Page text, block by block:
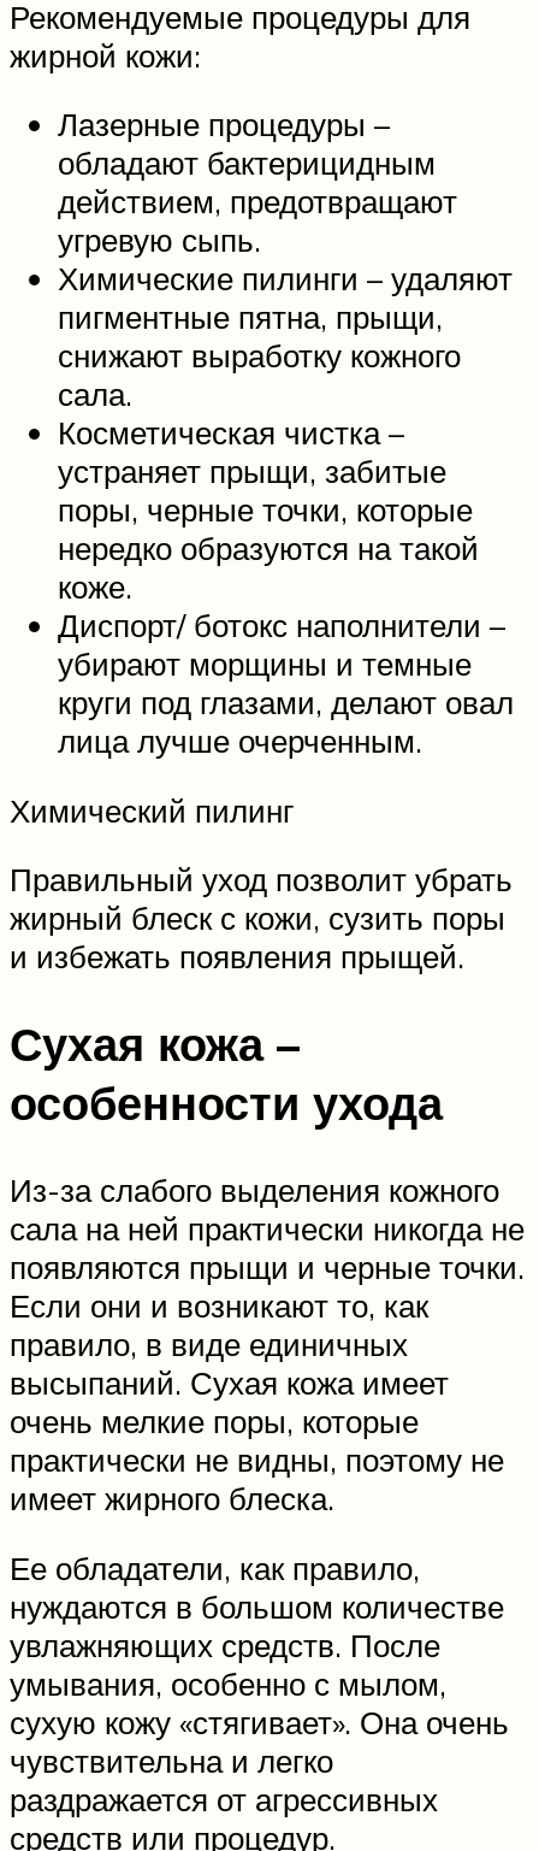
Рекомендуемые процедуры для
жирной кожи:
Лазерные процедуры –
обладают бактерицидным
действием, предотвращают
угревую сыпь.
Химические пилинги – удаляют
пигментные пятна, прыщи,
снижают выработку кожного
сала.
Косметическая чистка –
устраняет прыщи, забитые
поры, черные точки, которые
нередко образуются на такой
коже.
Диспорт/ ботокс наполнители –
убирают морщины и темные
круги под глазами, делают овал
лица лучше очерченным.
Химический пилинг
Правильный уход позволит убрать
жирный блеск с кожи, сузить поры
и избежать появления прыщей.
Сухая кожа –
особенности ухода
Из-за слабого выделения кожного
сала на ней практически никогда не
появляются прыщи и черные точки.
Если они и возникают то, как
правило, в виде единичных
высыпаний. Сухая кожа имеет
очень мелкие поры, которые
практически не видны, поэтому не
имеет жирного блеска.
Ее обладатели, как правило,
нуждаются в большом количестве
увлажняющих средств. После
умывания, особенно с мылом,
сухую кожу «стягивает». Она очень
чувствительна и легко
раздражается от агрессивных
средств или процедур.